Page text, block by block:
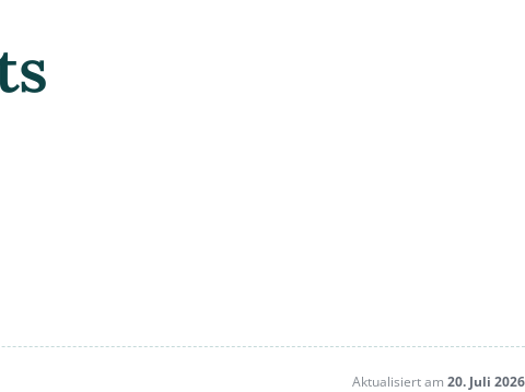
Aktualisiert am 20. Juli 2026